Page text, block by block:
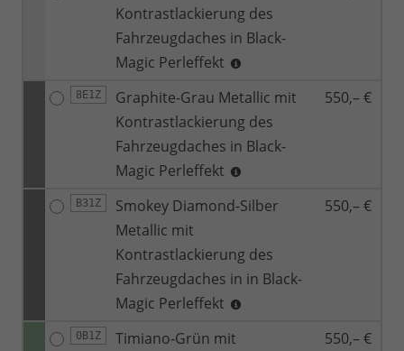
Kontrastlackierung des
Fahrzeugdaches in Black-
Magic Perleffekt
8E1Z
Graphite-Grau Metallic mit
Kontrastlackierung des
Fahrzeugdaches in Black-
Magic Perleffekt
550,– €
B31Z
Smokey Diamond-Silber
Metallic mit
Kontrastlackierung des
Fahrzeugdaches in in Black-
Magic Perleffekt
550,– €
0B1Z
Timiano-Grün mit
550,– €